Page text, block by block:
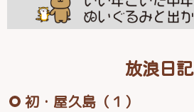
放浪日記
伊都の結
放浪日記
初・屋久島（１）